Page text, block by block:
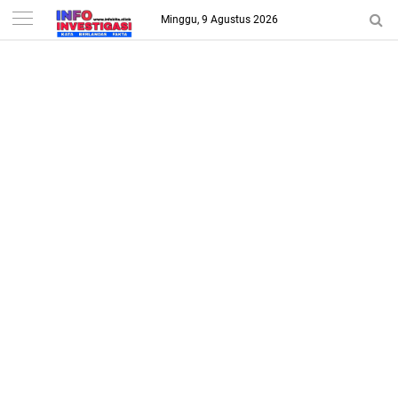
-->
Minggu, 9 Agustus 2026